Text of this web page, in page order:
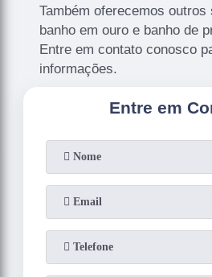
Também oferecemos
banho em ouro e banho de
Entre em contato conosco
informações.
Entre em